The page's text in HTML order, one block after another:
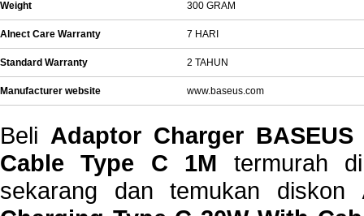
Weight 300 GRAM
Alnect Care Warranty 7 HARI
Standard Warranty 2 TAHUN
Manufacturer website www.baseus.com
Beli Adaptor Charger
Cable Type C 1M termurah
sekarang dan temukan diskon